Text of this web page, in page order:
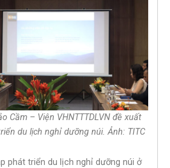
Cầm – Viện VHNTTTDLVN đề xuất
du lịch nghỉ dưỡng núi. Ảnh: TITC
phát triển du lịch nghỉ dưỡng núi ở